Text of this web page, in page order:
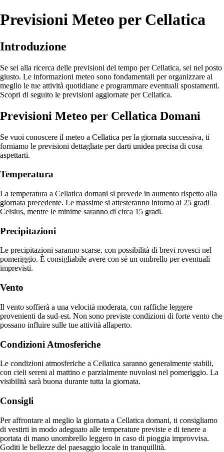
Previsioni Meteo per Cellatica
Introduzione
Se sei alla ricerca delle previsioni del tempo per Cellatica, sei nel posto
giusto. Le informazioni meteo sono fondamentali per organizzare al
meglio le tue attività quotidiane e programmare eventuali spostamenti.
Scopri di seguito le previsioni aggiornate per Cellatica.
Previsioni Meteo per Cellatica Domani
Se vuoi conoscere il meteo a Cellatica per la giornata successiva, ti
forniamo le previsioni dettagliate per darti unidea precisa di cosa
aspettarti.
Temperatura
La temperatura a Cellatica domani si prevede in aumento rispetto alla
giornata precedente. Le massime si attesteranno intorno ai 25 gradi
Celsius, mentre le minime saranno di circa 15 gradi.
Precipitazioni
Le precipitazioni saranno scarse, con possibilità di brevi rovesci nel
pomeriggio. È consigliabile avere con sé un ombrello per eventuali
imprevisti.
Vento
Il vento soffierà a una velocità moderata, con raffiche leggere
provenienti da sud-est. Non sono previste condizioni di forte vento che
possano influire sulle tue attività allaperto.
Condizioni Atmosferiche
Le condizioni atmosferiche a Cellatica saranno generalmente stabili,
con cieli sereni al mattino e parzialmente nuvolosi nel pomeriggio. La
visibilità sarà buona durante tutta la giornata.
Consigli
Per affrontare al meglio la giornata a Cellatica domani, ti consigliamo
di vestirti in modo adeguato alle temperature previste e di tenere a
portata di mano unombrello leggero in caso di pioggia improvvisa.
Goditi le bellezze del paesaggio locale in tranquillità.